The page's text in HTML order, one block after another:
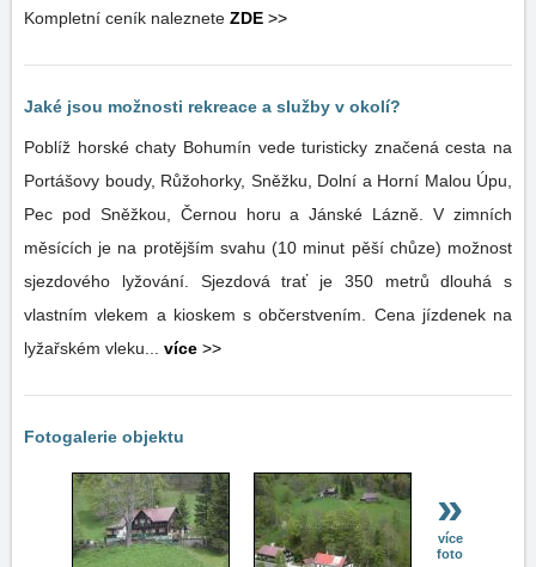
Kompletní ceník naleznete ZDE >>
Jaké jsou možnosti rekreace a služby v okolí?
Poblíž horské chaty Bohumín vede turisticky značená cesta na
Portášovy boudy, Růžohorky, Sněžku, Dolní a Horní Malou Úpu,
Pec pod Sněžkou, Černou horu a Jánské Lázně. V zimních
měsících je na protějším svahu (10 minut pěší chůze) možnost
sjezdového lyžování. Sjezdová trať je 350 metrů dlouhá s
vlastním vlekem a kioskem s občerstvením. Cena jízdenek na
lyžařském vleku... více >>
Fotogalerie objektu
»
více
foto